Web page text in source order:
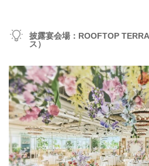
披露宴会場：ROOFTOP
ス）